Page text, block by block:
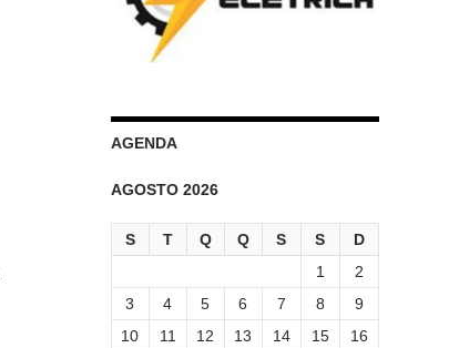
AGENDA
AGOSTO 2026
S T Q Q S S
D
1
2
3
4 5 6 7 8
9
10
11 12 13 14 15
16